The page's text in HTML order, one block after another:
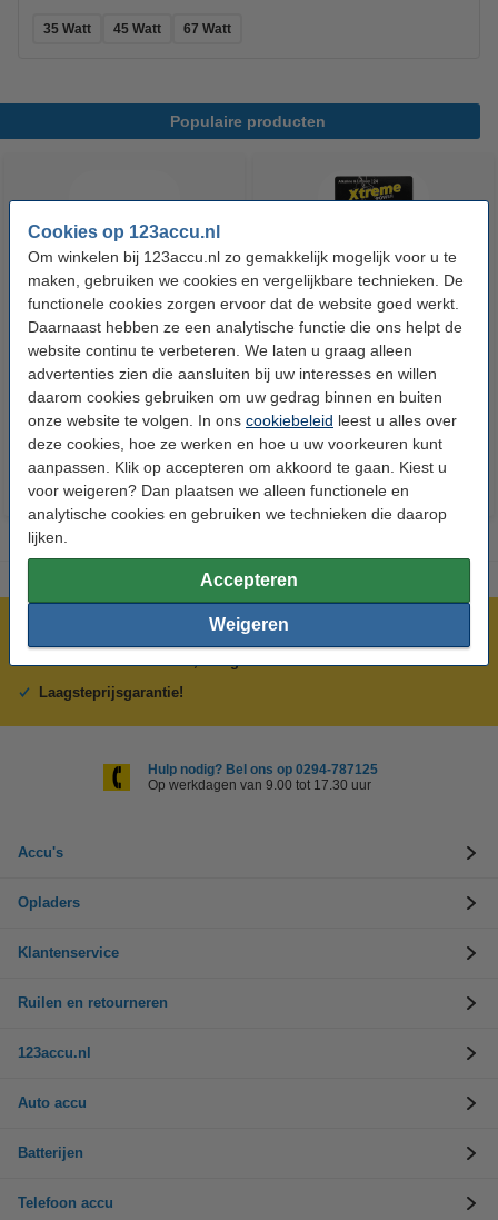
Cookies op 123accu.nl
Om winkelen bij 123accu.nl zo gemakkelijk mogelijk voor u te
maken, gebruiken we cookies en vergelijkbare technieken. De
functionele cookies zorgen ervoor dat de website goed werkt.
Daarnaast hebben ze een analytische functie die ons helpt de
website continu te verbeteren. We laten u graag alleen
advertenties zien die aansluiten bij uw interesses en willen
daarom cookies gebruiken om uw gedrag binnen en buiten
onze website te volgen. In ons cookiebeleid leest u alles over
deze cookies, hoe ze werken en hoe u uw voorkeuren kunt
aanpassen. Klik op accepteren om akkoord te gaan. Kiest u
voor weigeren? Dan plaatsen we alleen functionele en
analytische cookies en gebruiken we technieken die daarop
lijken.
Accepteren
Weigeren
35 Watt 45 Watt 67 Watt
Populaire producten
123accu Xtreme Power AAA /
MN2400 / LR03 alkaline batterij
24 stuks
123accu Xtreme Power
knoopcellen multipack
€ 5,95
Meer dan 5 miljoen klanten!
Voor 23.59 uur besteld, morgen in huis!
Laagsteprijsgarantie!
Hulp nodig? Bel ons op 0294-787125
Op werkdagen van 9.00 tot 17.30 uur
Accu's
Opladers
Klantenservice
Ruilen en retourneren
123accu.nl
Auto accu
Batterijen
Telefoon accu